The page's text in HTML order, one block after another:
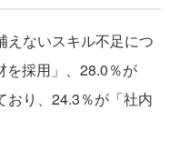
ないスキル不足につ
を採用」、28.0％が
おり、24.3％が「社内